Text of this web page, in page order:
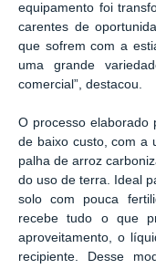
equipamento foi
carentes de
que sofrem com a
uma grande
comercial”, destacou.
O processo elaborado
de baixo custo, com a
palha de arroz
do uso de terra.
deal
solo com pouca
recebe tudo o que
aproveitamento, o
recipiente. Desse